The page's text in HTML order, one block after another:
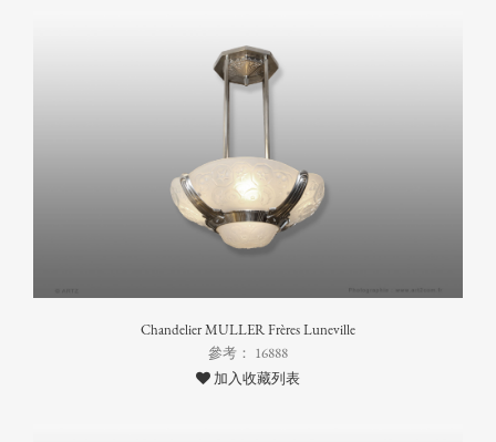
Chandelier MULLER Frères Luneville
參考： 16888
加入收藏列表